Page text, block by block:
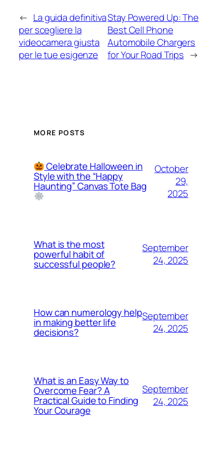
← La guida definitiva
per scegliere la
videocamera giusta
per le tue esigenze
Stay Powered Up: The
Best Cell Phone
Automobile Chargers
for Your Road Trips →
MORE POSTS
Celebrate Halloween in
Style with the “Happy
Haunting” Canvas Tote Bag
October
29,
2025
What is the most
powerful habit of
successful people?
September
24, 2025
How can numerology help
in making better life
decisions?
September
24, 2025
What is an Easy Way to
Overcome Fear? A
Practical Guide to Finding
Your Courage
September
24, 2025